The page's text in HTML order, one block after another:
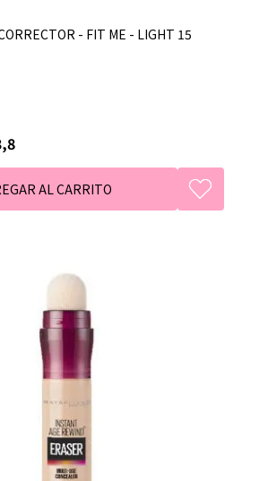
- FIT ME - LIGHT 15